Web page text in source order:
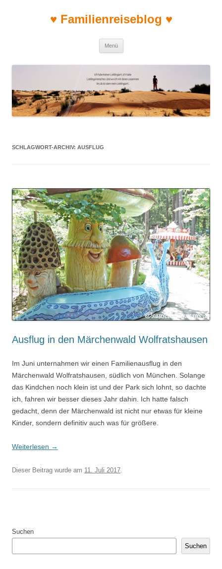
♥ Familienreiseblog ♥
Menü
SCHLAGWORT-ARCHIV: AUSFLUG
Ausflug in den Märchenwald Wolfratshausen
Im Juni unternahmen wir einen Familienausflug in den
Märchenwald Wolfratshausen, südlich von München. Solange
das Kindchen noch klein ist und der Park sich lohnt, so dachte
ich, fahren wir besser dieses Jahr dahin. Ich hatte falsch
gedacht, denn der Märchenwald ist nicht nur etwas für kleine
Kinder, sondern definitiv auch was für größere.
Weiterlesen →
Dieser Beitrag wurde am 11. Juli 2017.
Suchen
Suchen